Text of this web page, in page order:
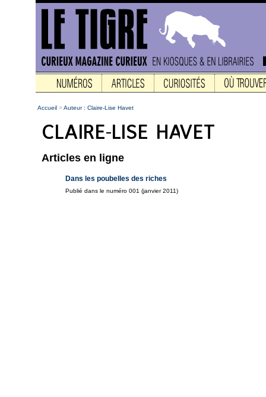
Accueil >Auteur : Claire-Lise Havet
Articles en ligne
Dans les poubelles des riches
Publié dans le numéro 001 (janvier 2011)